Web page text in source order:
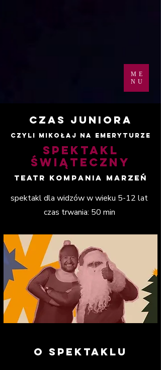
ME
NU
czas juniora
czyli mikołaj na emeryturze
spektakl
świąteczny
teatr kompania marzeń
spektakl dla widzów w wieku 5-12 lat
czas trwania: 50 min
o spektaklu